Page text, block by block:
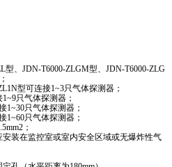
、JDN-T6000-ZLGM型、JDN-T6000-ZLG
型可连接1~3只气体探测器；
气体探测器；
只气体探测器；
只气体探测器；
；
装在监控室或室内安全区域或无爆炸性气